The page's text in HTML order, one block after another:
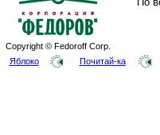
Copyright © Fedoroff Corp.
Яблоко Почитай-ка